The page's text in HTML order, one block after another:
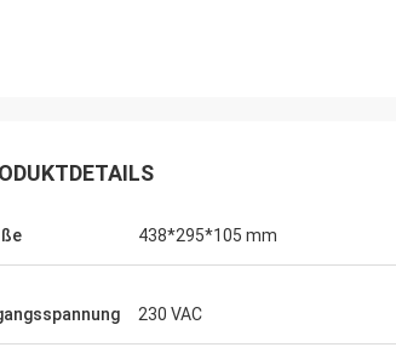
ist die Kommunikation
beeindruckt von der Logistik und
Wir
438*295*105 mm
230 VAC